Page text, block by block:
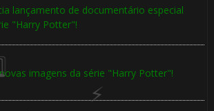
lançamento de documentário especial
"Harry Potter"!
imagens da série "Harry Potter"!